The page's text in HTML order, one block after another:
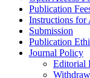
Publication
Instructions for
Submission
Publication
Journal Policy
Editorial